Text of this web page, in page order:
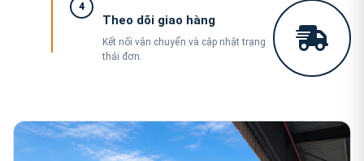
4
Theo dõi giao hàng
Kết nối vận chuyển và cập nhật trạng
thái đơn.